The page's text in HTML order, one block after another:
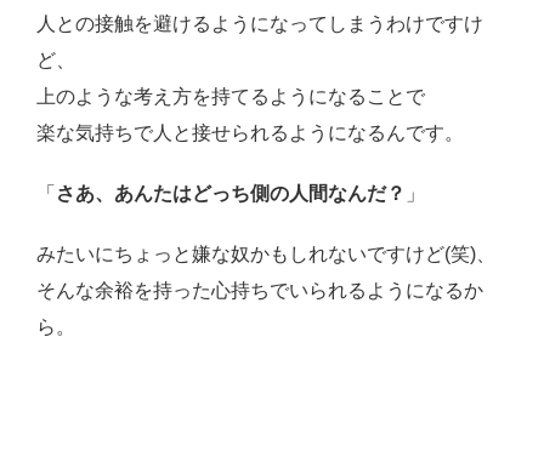
人との接触を避けるようになってしまうわけですけ
ど、
上のような考え方を持てるようになることで
楽な気持ちで人と接せられるようになるんです。
「 さあ、あんたはどっち側の人間なんだ？ 」
みたいにちょっと嫌な奴かもしれないですけど(笑)、
そんな余裕を持った心持ちでいられるようになるか
ら。